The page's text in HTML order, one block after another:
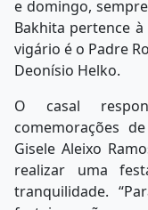
e domingo,
Bakhita pertence
vigário é o Padre
Deonísio Helko.
O casal
comemorações
Gisele Aleixo
realizar uma
tranquilidade.